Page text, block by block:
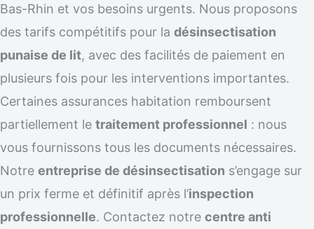
Bas-Rhin et vos besoins urgents. Nous proposons
des tarifs compétitifs pour la désinsectisation
punaise de lit, avec des facilités de paiement en
plusieurs fois pour les interventions importantes.
Certaines assurances habitation remboursent
partiellement le traitement professionnel : nous
vous fournissons tous les documents nécessaires.
Notre entreprise de désinsectisation s’engage sur
un prix ferme et définitif après l’inspection
professionnelle. Contactez notre centre anti